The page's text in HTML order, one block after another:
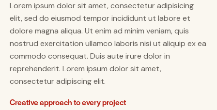
Lorem ipsum dolor sit amet, consectetur adipisicing
elit, sed do eiusmod tempor incididunt ut labore et
dolore magna aliqua. Ut enim ad minim veniam, quis
nostrud exercitation ullamco laboris nisi ut aliquip ex ea
commodo consequat. Duis aute irure dolor in
reprehenderit. Lorem ipsum dolor sit amet,
consectetur adipiscing elit.
Creative approach to every project